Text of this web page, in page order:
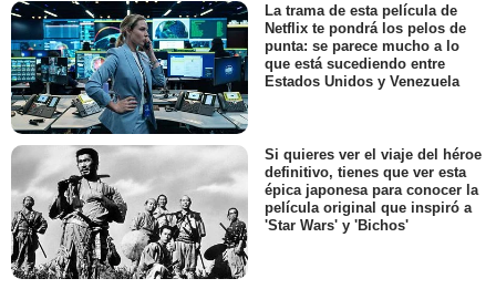
La trama de esta película de
Netflix te pondrá los pelos de
punta: se parece mucho a lo
que está sucediendo entre
Estados Unidos y Venezuela
Si quieres ver el viaje del héroe
definitivo, tienes que ver esta
épica japonesa para conocer la
película original que inspiró a
'Star Wars' y 'Bichos'